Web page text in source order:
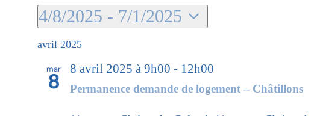
Évènements
4/8/2025 - 7/1/2025
Sélectionnez
une
avril 2025
mar
8 Permanence demande de logement – Châtillons
8 avril 2025 à 9h00 - 12h00